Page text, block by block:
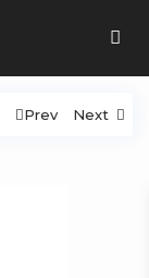
Prev Next